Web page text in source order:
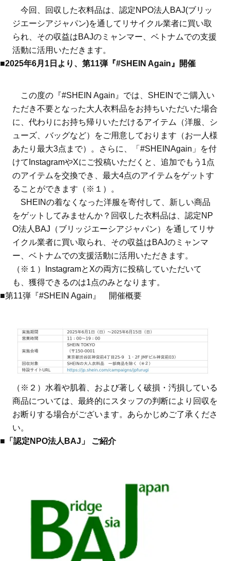
今回、回収した衣料品は、認定NPO法人BAJ(ブリッ
ジエーシアジャパン)を通してリサイクル業者に買い取
られ、その収益はBAJのミャンマー、ベトナムでの支援
活動に活用いただきます。
■2025年6月1日より、第11弾『#SHEIN Again』開催
この度の『#SHEIN Again』では、SHEINでご購入い
ただき不要となった大人衣料品をお持ちいただいた場合
に、代わりにお持ち帰りいただけるアイテム（洋服、シ
ューズ、バッグなど）をご用意しております（お一人様
あたり最大3点まで）。さらに、「#SHEINAgain」を付
けてInstagramやXにご投稿いただくと、追加でもう1点
のアイテムを交換でき、最大4点のアイテムをゲットす
ることができます（※１）。
SHEINの着なくなった洋服を寄付して、新しい商品
をゲットしてみませんか？回収した衣料品は、認定NP
O法人BAJ（ブリッジエーシアジャパン）を通してリサ
イクル業者に買い取られ、その収益はBAJのミャンマ
ー、ベトナムでの支援活動に活用いただきます。
（※１）InstagramとXの両方に投稿していただいて
も、獲得できるのは1点のみとなります。
■第11弾『#SHEIN Again』 開催概要
（※２）水着や肌着、および著しく破損・汚損している
商品については、最終的にスタッフの判断により回収を
お断りする場合がございます。あらかじめご了承くださ
い。
■「認定NPO法人BAJ」 ご紹介